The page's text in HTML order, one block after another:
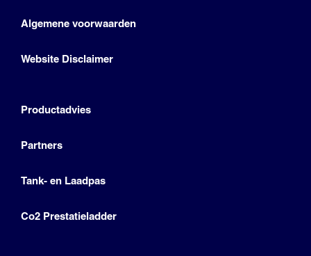
Algemene voorwaarden
Website Disclaimer
Productadvies
Partners
Tank- en Laadpas
Co2 Prestatieladder